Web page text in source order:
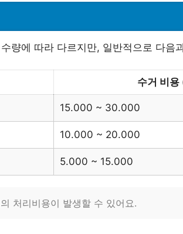
량에 따라 다르지만, 일반적으로 다음
수거 비용
15.000 ~ 30.000
10.000 ~ 20.000
5.000 ~ 15.000
처리비용이 발생할 수 있어요.